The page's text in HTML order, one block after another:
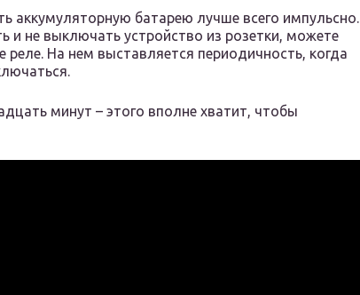
аккумуляторную батарею лучше всего импульсно.
и не выключать устройство из розетки, можете
реле. На нем выставляется периодичность, когда
минут – этого вполне хватит, чтобы